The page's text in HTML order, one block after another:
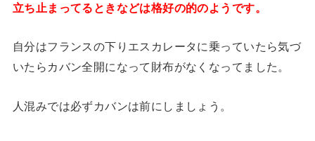
立ち止まってるときなどは格好の的のようです。
自分はフランスの下りエスカレータに乗っていたら気づ
いたらカバン全開になって財布がなくなってました。
人混みでは必ずカバンは前にしましょう。